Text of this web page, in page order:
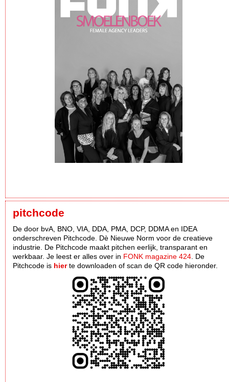
pitchcode
De door bvA, BNO, VIA, DDA, PMA, DCP, DDMA en IDEA
onderschreven Pitchcode. Dè Nieuwe Norm voor de creatieve
industrie. De Pitchcode maakt pitchen eerlijk, transparant en
werkbaar. Je leest er alles over in FONK magazine 424 . De
Pitchcode is hierte downloaden of scan de QR code hieronder.